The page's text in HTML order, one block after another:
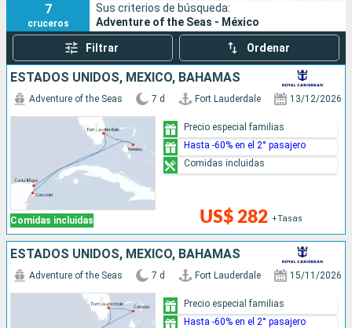
Buscar
7
cruceros
Sus criterios de búsqueda:
Adventure of the Seas - México
Filtrar Ordenar
ESTADOS UNIDOS, MÉXICO, BAHAMAS
Comidas incluidas
Adventure of the Seas 7 d Fort Lauderdale 13/12/2026
US$ 282 +Tasas
Precio especial familias
Hasta -60% en el 2° pasajero
Comidas incluidas
ESTADOS UNIDOS, MÉXICO, BAHAMAS
Adventure of the Seas 7 d Fort Lauderdale 15/11/2026
Precio especial familias
Hasta -60% en el 2° pasajero